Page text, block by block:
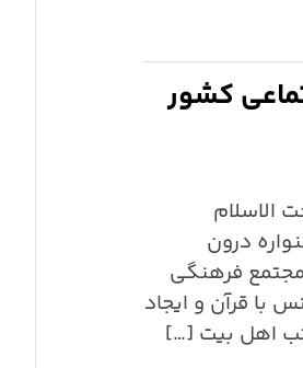
کشور
الاسلام
درون
فرهنگی
با قرآن و ایجاد
اهل بیت […]